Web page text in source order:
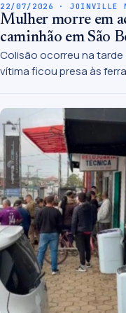
22/07/2026 · JOINVILLE
Mulher morre em
caminhão em São
Colisão ocorreu na
vítima ficou presa às